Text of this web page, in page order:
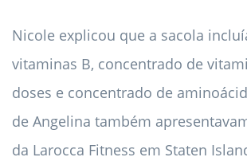
Nicole explicou que a sacola
vitaminas B, concentrado de
doses e concentrado de
de Angelina também
da Larocca Fitness em Staten